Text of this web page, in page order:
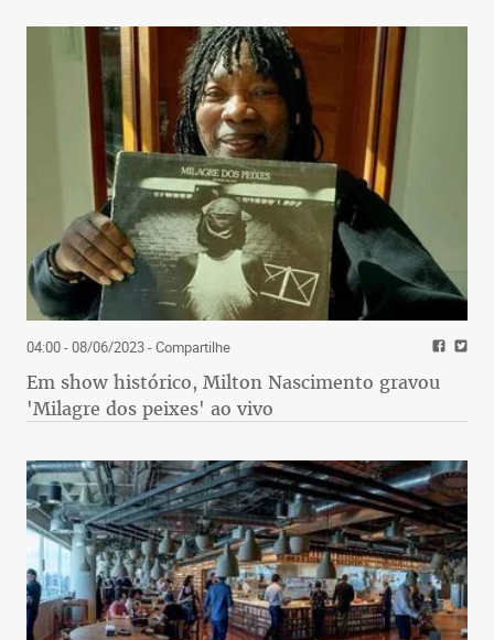
04:00 - 08/06/2023- Compartilhe
Em show histórico, Milton Nascimento gravou
'Milagre dos peixes' ao vivo